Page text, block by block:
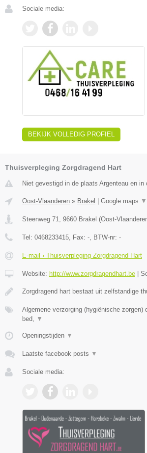
Sociale media:
BEKIJK VOLLEDIG PROFIEL
Thuisverpleging Zorgdragend Hart
Niet gevestigd in de plaats Argenteau en in
Oost-Vlaanderen » Brakel Google maps ▼
Steenweg 71, 9660 Brakel (Oost-
Tel: 0468233415, Fax: -, BTW-nr: -
E-mail › Thuisverpleging Zorgdragend Hart
Website: http://www.zorgdragendhart.be
Zorgdragend hart bestaat uit zelfstandige
Algemene verzorging (hygiënische zorgen)
bed, ▼
Openingstijden ▼
Laatste facebook posts ▼
Sociale media: